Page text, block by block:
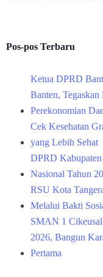
Pos-pos Terbaru
Ketua DPRD
Banten, Tegaskan
Perekonomian
Cek Kesehatan
yang Lebih Sehat
DPRD
Nasional Tahun
RSU Kota
Melalui Bakti
SMAN 1
2026, Bangun
Pertama